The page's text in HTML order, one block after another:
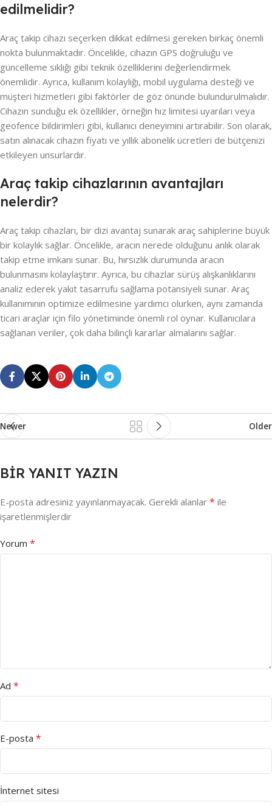
edilmelidir?
Araç takip cihazı seçerken dikkat edilmesi gereken birkaç önemli
nokta bulunmaktadır. Öncelikle, cihazın GPS doğruluğu ve
güncelleme sıklığı gibi teknik özelliklerini değerlendirmek
önemlidir. Ayrıca, kullanım kolaylığı, mobil uygulama desteği ve
müşteri hizmetleri gibi faktörler de göz önünde bulundurulmalıdır.
Cihazın sunduğu ek özellikler, örneğin hız limitesi uyarıları veya
geofence bildirimleri gibi, kullanıcı deneyimini artırabilir. Son olarak,
satın alınacak cihazın fiyatı ve yıllık abonelik ücretleri de bütçenizi
etkileyen unsurlardır.
Araç takip cihazlarının avantajları
nelerdir?
Araç takip cihazları, bir dizi avantaj sunarak araç sahiplerine büyük
bir kolaylık sağlar. Öncelikle, aracın nerede olduğunu anlık olarak
takip etme imkanı sunar. Bu, hırsızlık durumunda aracın
bulunmasını kolaylaştırır. Ayrıca, bu cihazlar sürüş alışkanlıklarını
analiz ederek yakıt tasarrufu sağlama potansiyeli sunar. Araç
kullanımının optimize edilmesine yardımcı olurken, aynı zamanda
ticari araçlar için filo yönetiminde önemli rol oynar. Kullanıcılara
sağlanan veriler, çok daha bilinçli kararlar almalarını sağlar.
Newer Older
BIR YANIT YAZIN
E-posta adresiniz yayınlanmayacak. Gerekli alanlar * ile
işaretlenmişlerdir
Yorum *
Ad *
E-posta *
İnternet sitesi